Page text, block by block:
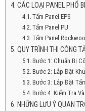
CÁC LOẠI PANEL PHỔ
Tấm Panel EPS
Tấm Panel PU
Tấm Panel Rockwool
QUY TRÌNH THI CÔNG
Bước 1: Chuẩn Bị
Bước 2: Lắp Đặt
Bước 3: Lắp Đặt
Bước 4: Kiểm Tra
NHỮNG LƯU Ý QUAN